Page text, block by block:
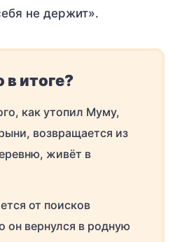
не держит».
в итоге?
как утопил Муму,
возвращается из
живёт в
от поисков
он вернулся в родную